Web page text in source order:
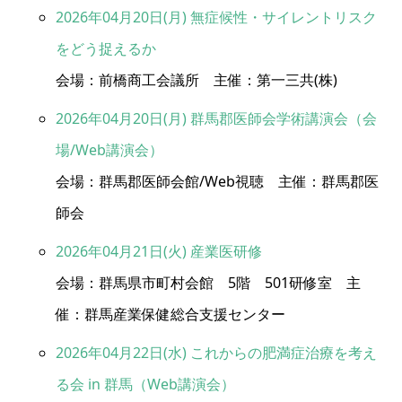
2026年04月20日(月) 無症候性・サイレントリスク
をどう捉えるか
会場：前橋商工会議所 主催：第一三共(株)
2026年04月20日(月) 群馬郡医師会学術講演会（会
場/Web講演会）
会場：群馬郡医師会館/Web視聴 主催：群馬郡医
師会
2026年04月21日(火) 産業医研修
会場：群馬県市町村会館 5階 501研修室 主
催：群馬産業保健総合支援センター
2026年04月22日(水) これからの肥満症治療を考え
る会 in 群馬（Web講演会）